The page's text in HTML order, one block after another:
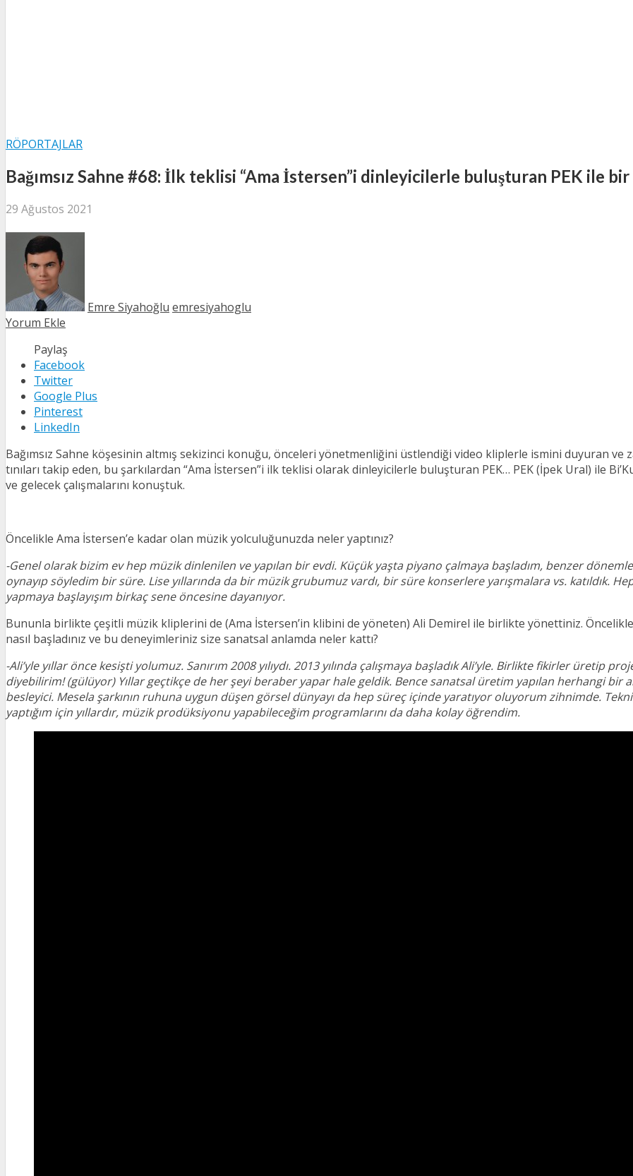
RÖPORTAJLAR
Bağımsız Sahne #68: İlk teklisi “Ama İstersen”i dinleyicilerle buluşturan PEK ile
29 Ağustos 2021
Emre Siyahoğlu emresiyahoglu
Yorum Ekle
Paylaş
Facebook
Twitter
Google Plus
Pinterest
LinkedIn
Bağımsız Sahne köşesinin altmış sekizinci konuğu, önceleri yönetmenliğini üstlendiği video kliplerle ismini duyuran ve
tınıları takip eden, bu şarkılardan “Ama İstersen”i ilk teklisi olarak dinleyicilerle buluşturan PEK… PEK (İpek Ural) ile
ve gelecek çalışmalarını konuştuk.
Öncelikle Ama İstersen’e kadar olan müzik yolculuğunuzda neler yaptınız?
-Genel olarak bizim ev hep müzik dinlenilen ve yapılan bir evdi. Küçük yaşta piyano çalmaya başladım, benzer
oynayıp söyledim bir süre. Lise yıllarında da bir müzik grubumuz vardı, bir süre konserlere yarışmalara vs. katıldık.
yapmaya başlayışım birkaç sene öncesine dayanıyor.
Bununla birlikte çeşitli müzik kliplerini de (Ama İstersen’in klibini de yöneten) Ali Demirel ile birlikte yönettiniz.
nasıl başladınız ve bu deneyimleriniz size sanatsal anlamda neler kattı?
-Ali’yle yıllar önce kesişti yolumuz. Sanırım 2008 yılıydı. 2013 yılında çalışmaya başladık Ali’yle. Birlikte fikirler üretip
diyebilirim! (gülüyor) Yıllar geçtikçe de her şeyi beraber yapar hale geldik. Bence sanatsal üretim yapılan herhangi bir
besleyici. Mesela şarkının ruhuna uygun düşen görsel dünyayı da hep süreç içinde yaratıyor oluyorum zihnimde.
yaptığım için yıllardır, müzik prodüksiyonu yapabileceğim programlarını da daha kolay öğrendim.